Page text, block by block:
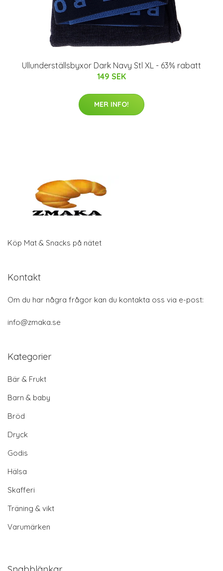
Ullunderställsbyxor Dark Navy Stl XL - 63% rabatt
149 SEK
MER INFO!
Köp Mat & Snacks på nätet
Kontakt
Om du har några frågor kan du kontakta oss via e-post:
info@zmaka.se
Kategorier
Bär & Frukt
Barn & baby
Bröd
Dryck
Godis
Hälsa
Skafferi
Träning & vikt
Varumärken